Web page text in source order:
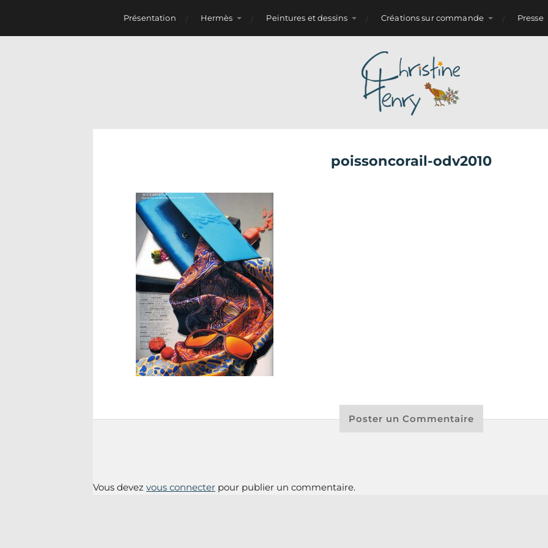
Présentation Hermès Peintures et dessins Créations sur commande Presse
poissoncorail-odv2010
Poster un Commentaire
Vous devez vous connecter pour publier un commentaire.